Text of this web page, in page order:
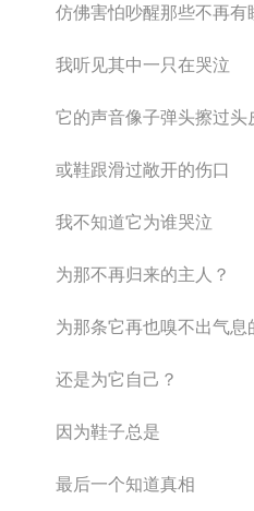
仿佛害怕吵醒那些不再有
我听见其中一只在哭泣
它的声音像子弹头擦过头
或鞋跟滑过敞开的伤口
我不知道它为谁哭泣
为那不再归来的主人？
为那条它再也嗅不出气息
还是为它自己？
因为鞋子总是
最后一个知道真相